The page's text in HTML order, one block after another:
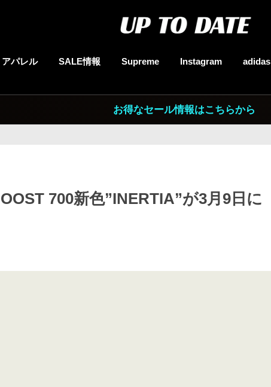
アパレル SALE情報 Supreme Instagram adidas
お得なセール情報はこちらから
700新色”INERTIA”が3月9日に